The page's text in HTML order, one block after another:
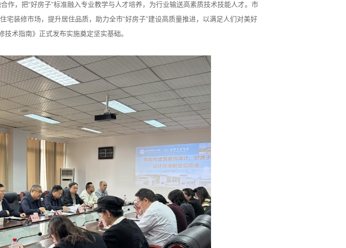
作，把“好房子”标准融入专业教学与人才培养，为行业输送高素质技术技能人才。市
装修市场，提升居住品质，助力全市“好房子”建设高质量推进，以满足人们对美好
技术指南》正式发布实施奠定坚实基础。